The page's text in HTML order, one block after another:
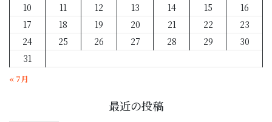
10
11 12 13 14 15
16
17
18 19 20 21 22
23
24
25 26 27 28 29
30
31
« 7月
最近の投稿